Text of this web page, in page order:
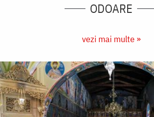
ODOARE
vezi mai multe »